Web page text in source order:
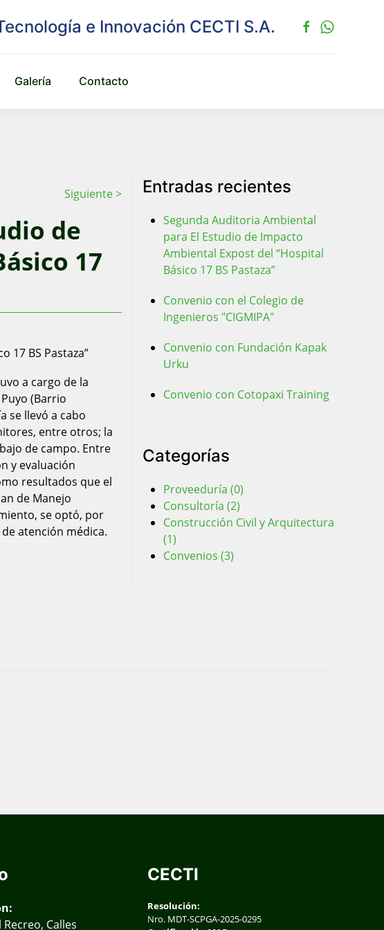
Galería Contacto
Siguiente >
de
17
a cargo de la
(Barrio
se llevó a cabo
entre otros; la
de campo. Entre
y evaluación
resultados que el
de Manejo
se optó, por
atención médica.
Entradas recientes
Segunda Auditoria Ambiental
para El Estudio de Impacto
Ambiental Expost del “Hospital
Básico 17 BS Pastaza”
Convenio con el Colegio de
Ingenieros "CIGMIPA"
Convenio con Fundación Kapak
Urku
Convenio con Cotopaxi Training
Categorías
Proveeduría (0)
Consultoría (2)
Construcción Civil y Arquitectura
(1)
Convenios (3)
Calles
CECTI
Resolución:
Nro. MDT-SCPGA-2025-0295